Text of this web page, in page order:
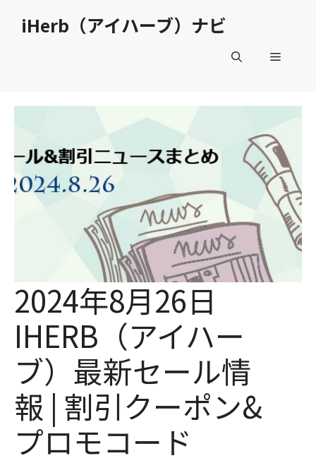
iHerb（アイハーブ）ナビ
メ
ー
2024年8月26日
IHERB（アイハー
ブ）最新セール情
報 | 割引クーポン&
プロモコード